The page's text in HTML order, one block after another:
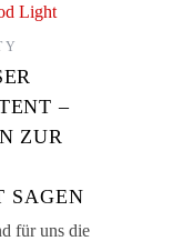
–
ZUR
SAGEN
für uns die